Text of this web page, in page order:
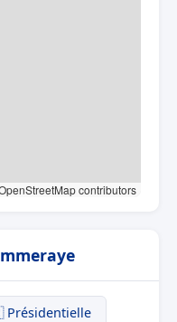
contributors